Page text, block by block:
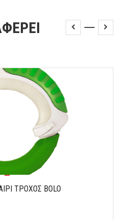
ΤΡΟΧΟΣ BOLO